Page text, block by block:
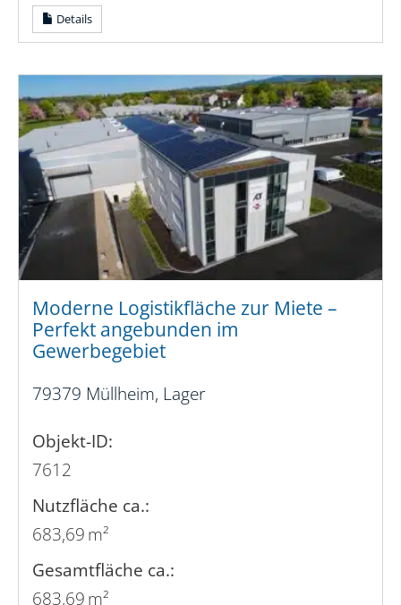
Details
Moderne Logistikfläche zur Miete –
Perfekt angebunden im
Gewerbegebiet
79379 Müllheim, Lager
Objekt-ID:
7612
Nutzfläche ca.:
683,69 m²
Gesamtfläche ca.:
683,69 m²